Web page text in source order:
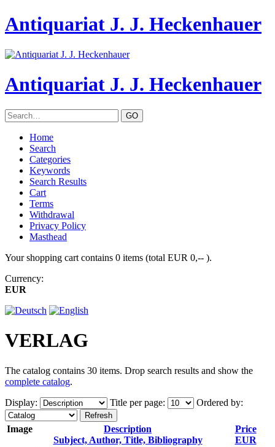
Antiquariat J. J. Heckenhauer
Antiquariat J. J. Heckenhauer
Home
Search
Categories
Keywords
Search Results
Cart
Terms
Withdrawal
Privacy Policy
Masthead
Your shopping cart contains 0 items (total EUR 0,-- ).
Currency:
EUR
VERLAG
The catalog contains 30 items. Drop search results and show the
complete catalog.
Display: Title per page: Ordered by:
Image
Description
Subject, Author, Title, Bibliography
Price
EUR